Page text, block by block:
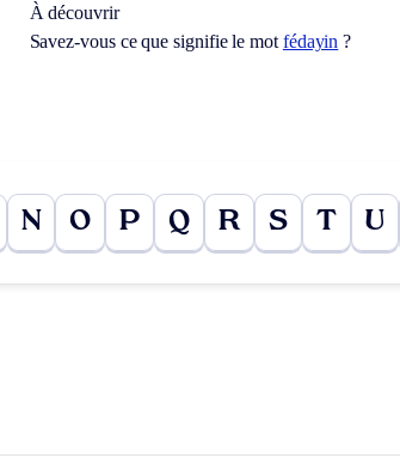
À découvrir
Savez-vous ce que signifie le mot fédayin ?
N O P Q R S T U